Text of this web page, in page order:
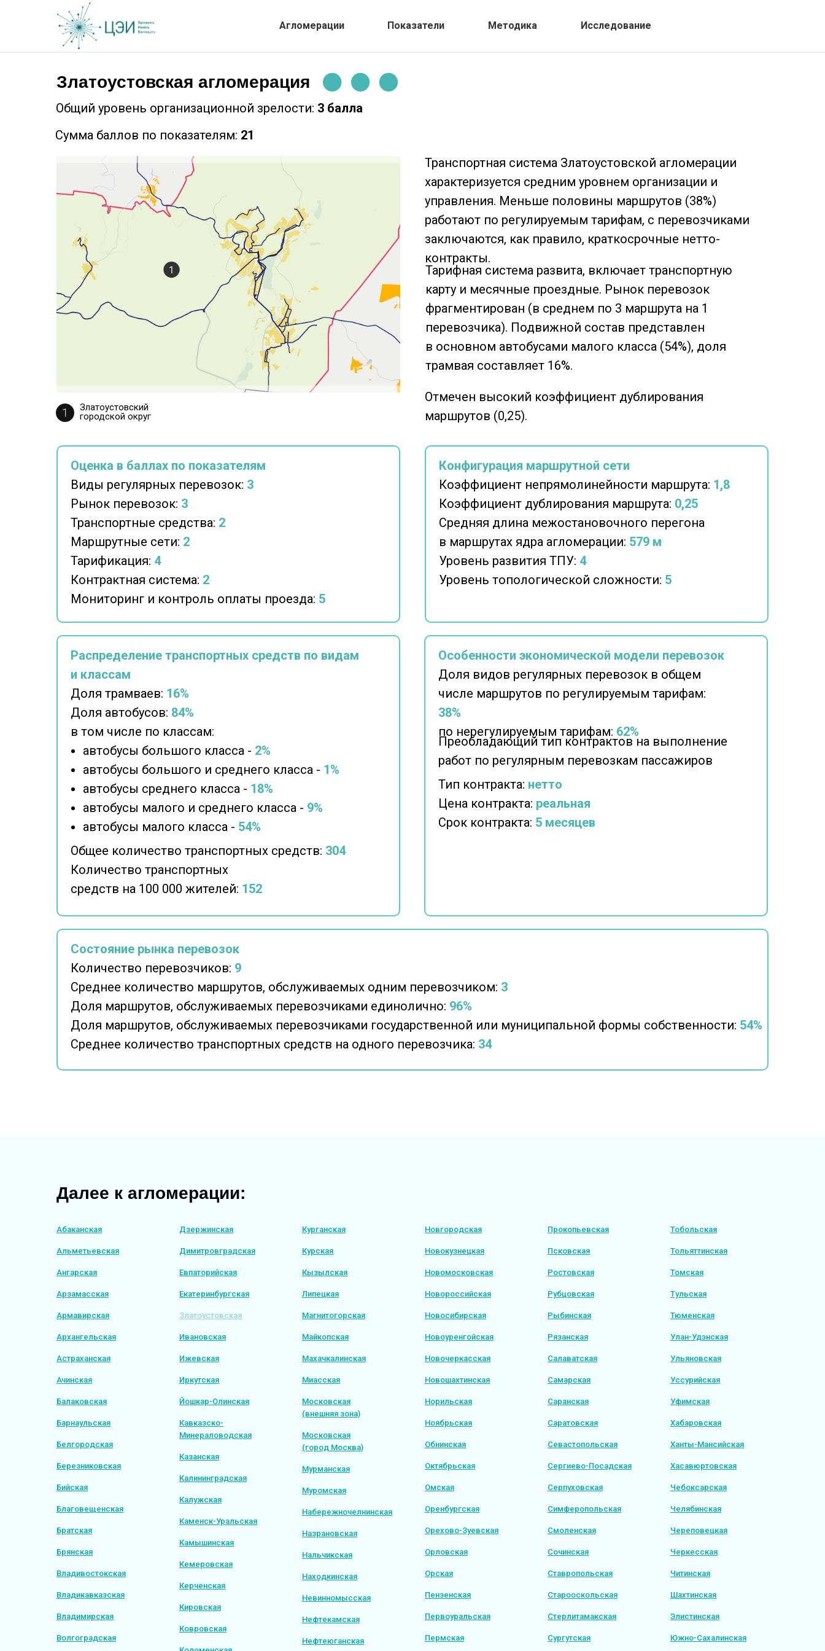
Показатели Методика Исследование
Агломерации
Златоустовская агломерация
Общий уровень организационной зрелости: 3 балла
Сумма баллов по показателям: 21
Оценка в баллах по показателям
Виды регулярных перевозок: 3
Рынок перевозок: 3
Транспортные средства: 2
Маршрутные сети: 2
Тарификация: 4
Контрактная система: 2
Мониторинг и контроль оплаты проезда: 5
Транспортная система Златоустовской агломерации
характеризуется средним уровнем организации и
управления. Меньше половины маршрутов (38%)
работают по регулируемым тарифам, с перевозчиками
заключаются, как правило, краткосрочные нетто-
контракты.
Конфигурация маршрутной сети
Коэффициент непрямолинейности маршрута: 1,8
Коэффициент дублирования маршрута: 0,25
Средняя длина межостановочного перегона
в маршрутах ядра агломерации: 579 м
Уровень развития ТПУ: 4
Уровень топологической сложности: 5
Распределение транспортных средств по видам
и классам
Доля трамваев: 16%
Доля автобусов: 84%
в том числе по классам:
автобусы большого класса - 2%
автобусы большого и среднего класса - 1%
автобусы среднего класса - 18%
автобусы малого и среднего класса - 9%
автобусы малого класса - 54%
Общее количество транспортных средств: 304
Количество транспортных
средств на 100 000 жителей: 152
Особенности экономической модели перевозок
Доля видов регулярных перевозок в общем
числе маршрутов по регулируемым тарифам:
38%
по нерегулируемым тарифам: 62%
Состояние рынка перевозок
Количество перевозчиков: 9
Среднее количество маршрутов, обслуживаемых одним перевозчиком: 3
Доля маршрутов, обслуживаемых перевозчиками единолично: 96%
Доля маршрутов, обслуживаемых перевозчиками государственной или муниципальной формы собственности: 54%
Среднее количество транспортных средств на одного перевозчика: 34
Преобладающий тип контрактов на выполнение
работ по регулярным перевозкам пассажиров
Тип контракта: нетто
Цена контракта: реальная
Срок контракта: 5 месяцев
Тарифная система развита, включает транспортную
карту и месячные проездные. Рынок перевозок
фрагментирован (в среднем по 3 маршрута на 1
перевозчика). Подвижной состав представлен
в основном автобусами малого класса (54%), доля
трамвая составляет 16%.
Отмечен высокий коэффициент дублирования
маршрутов (0,25).
Златоустовский
городской округ
Альметьевская
Ангарская
Арзамасская
Армавирская
Архангельская
Абаканская
Ачинская
Балаковская
Барнаульская
Белгородская
Березниковская
Астраханская
Бийская
Благовещенская
Братская
Брянская
Владивостокская
Владикавказская
Владимирская
Волгоградская
Дзержинская
Димитровградская
Евпаторийская
Екатеринбургская
Златоустовская
Ивановская
Ижевская
Иркутская
Йошкар-Олинская
Кавказско-
Минераловодская
Казанская
Калининградская
Калужская
Каменск-Уральская
Камышинская
Кемеровская
Керченская
Кировская
Ковровская
Курганская
Курская
Кызылская
Липецкая
Магнитогорская
Майкопская
Махачкалинская
Миасская
Московская
(внешняя зона)
Московская
(город Москва)
Мурманская
Муромская
Набережночелнинская
Назрановская
Нальчикская
Находкинская
Невинномысская
Нефтекамская
Нефтеюганская
Новгородская
Новокузнецкая
Новомосковская
Новороссийская
Новосибирская
Новоуренгойская
Новочеркасская
Новошахтинская
Норильская
Ноябрьская
Обнинская
Октябрьская
Омская
Оренбургская
Орехово-Зуевская
Орловская
Орская
Пензенская
Первоуральская
Пермская
Прокопьевская
Псковская
Ростовская
Рубцовская
Рыбинская
Рязанская
Салаватская
Самарская
Саранская
Саратовская
Севастопольская
Сергиево-Посадская
Серпуховская
Симферопольская
Смоленская
Сочинская
Ставропольская
Старооскольская
Стерлитамакская
Сургутская
Тобольская
Тольяттинская
Томская
Тульская
Тюменская
Улан-Удэнская
Ульяновская
Уссурийская
Уфимская
Хабаровская
Ханты-Мансийская
Хасавюртовская
Чебоксарская
Челябинская
Череповецкая
Черкесская
Читинская
Шахтинская
Элистинская
Южно-Сахалинская
Далее к агломерации: